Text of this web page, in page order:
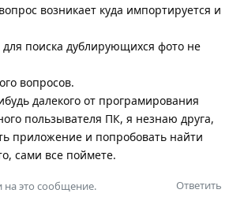
возникает куда импортируется и
поиска дублирующихся фото не
вопросов.
далекого от програмирования
пользывателя ПК, я незнаю друга,
приложение и попробовать найти
сами все поймете.
Ответить
на это сообщение.